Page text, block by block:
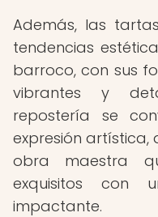
Además, las
tendencias
barroco, con sus
vibrantes y
repostería se
expresión
obra maestra
exquisitos con
impactante.